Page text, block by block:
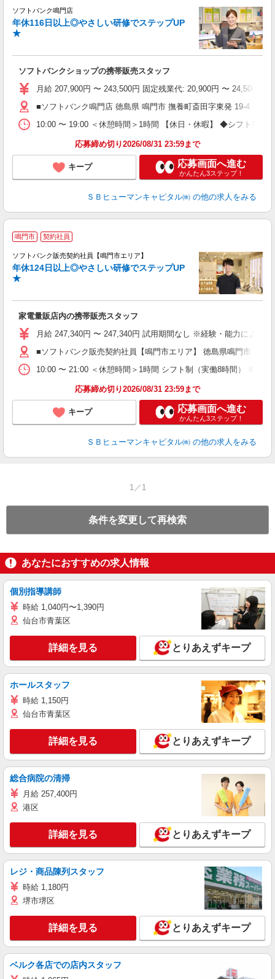
ソフトバンク鳴門店
年休116日以上◎やさしい研修でステップUP
★
ソフトバンクショップの携帯販売スタッフ
月給 207,900円 〜 243,500円 固定残業代: 20,900円 〜 24,500円
■ソフトバンク鳴門店 徳島県 鳴門市 撫養町斎田字東発 19‐4
10:00 〜 19:00 ＜休憩時間＞1時間 【休日・休暇】 ◆シフト制
応募締め切り2026/08/31 23:59まで
キープ 応募画面へ進む
かんたん3ステップ！
ＳＢヒューマンキャピタル㈱ の他の求人をみる
鳴門市 契約社員
ソフトバンク販売契約社員【鳴門市エリア】
年休124日以上◎やさしい研修でステップUP
★
家電量販店内の携帯販売スタッフ
月給 247,340円 〜 247,340円 試用期間なし ※経験・能力による
■ソフトバンク販売契約社員【鳴門市エリア】 徳島県鳴門市
10:00 〜 21:00 ＜休憩時間＞1時間 シフト制（実働8時間） ※営
応募締め切り2026/08/31 23:59まで
キープ 応募画面へ進む
かんたん3ステップ！
ＳＢヒューマンキャピタル㈱ の他の求人をみる
1／1
条件を変更して再検索
あなたにおすすめの求人情報
個別指導講師
時給 1,040円〜1,390円
仙台市青葉区
詳細を見る とりあえずキープ
ホールスタッフ
時給 1,150円
仙台市青葉区
詳細を見る とりあえずキープ
総合病院の清掃
月給 257,400円
港区
詳細を見る とりあえずキープ
レジ・商品陳列スタッフ
時給 1,180円
堺市堺区
詳細を見る とりあえずキープ
ベルク各店での店内スタッフ